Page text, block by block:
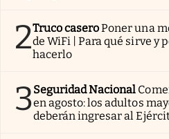
2Truco caseroPoner una
de WiFi | Para qué sirve y
hacerlo
3Seguridad Nacional
en agosto: los adultos
deberán ingresar al